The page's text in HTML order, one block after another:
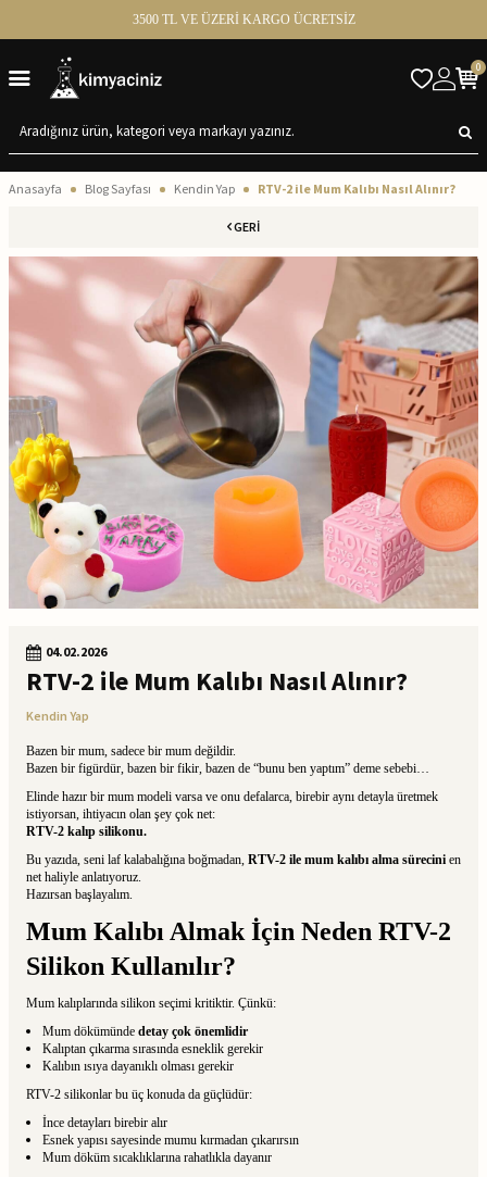
3500 TL VE ÜZERİ KARGO ÜCRETSİZ
0
Anasayfa Blog Sayfası Kendin Yap RTV-2 ile Mum Kalıbı Nasıl Alınır?
GERI
04.02.2026
RTV-2 ile Mum Kalıbı Nasıl Alınır?
Kendin Yap
Bazen bir mum, sadece bir mum değildir.
Bazen bir figürdür, bazen bir fikir, bazen de “bunu ben yaptım” deme sebebi…
Elinde hazır bir mum modeli varsa ve onu defalarca, birebir aynı detayla üretmek
istiyorsan, ihtiyacın olan şey çok net:
RTV-2 kalıp silikonu.
Bu yazıda, seni laf kalabalığına boğmadan, RTV-2 ile mum kalıbı alma sürecini en
net haliyle anlatıyoruz.
Hazırsan başlayalım.
Mum Kalıbı Almak İçin Neden RTV-2
Silikon Kullanılır?
Mum kalıplarında silikon seçimi kritiktir. Çünkü:
Mum dökümünde detay çok önemlidir
Kalıptan çıkarma sırasında esneklik gerekir
Kalıbın ısıya dayanıklı olması gerekir
RTV-2 silikonlar bu üç konuda da güçlüdür:
İnce detayları birebir alır
Esnek yapısı sayesinde mumu kırmadan çıkarırsın
Mum döküm sıcaklıklarına rahatlıkla dayanır